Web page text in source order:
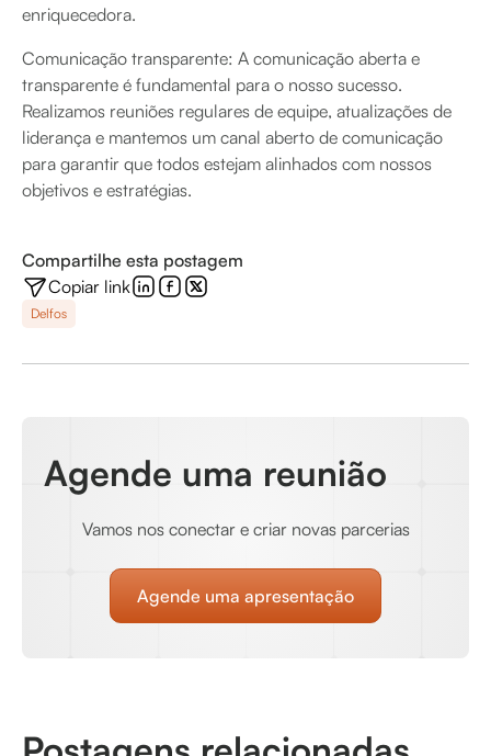
enriquecedora.
Comunicação transparente: A comunicação aberta e
transparente é fundamental para o nosso sucesso.
Realizamos reuniões regulares de equipe, atualizações de
liderança e mantemos um canal aberto de comunicação
para garantir que todos estejam alinhados com nossos
objetivos e estratégias.
Compartilhe esta postagem
Copiar link
Delfos
Agende uma reunião
Vamos nos conectar e criar novas parcerias
Agende uma apresentação